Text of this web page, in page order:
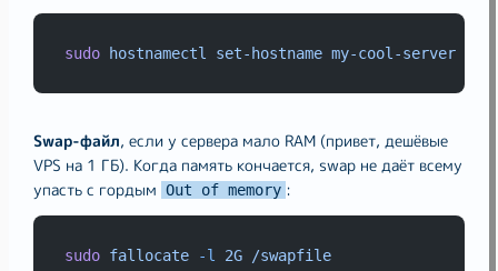
sudo hostnamectl set-hostname my-cool-server
Swap-файл, если у сервера мало RAM (привет, дешёвые
VPS на 1 ГБ). Когда память кончается, swap не даёт всему
упасть с гордым Out of memory :
sudo fallocate -l 2G
/swapfile